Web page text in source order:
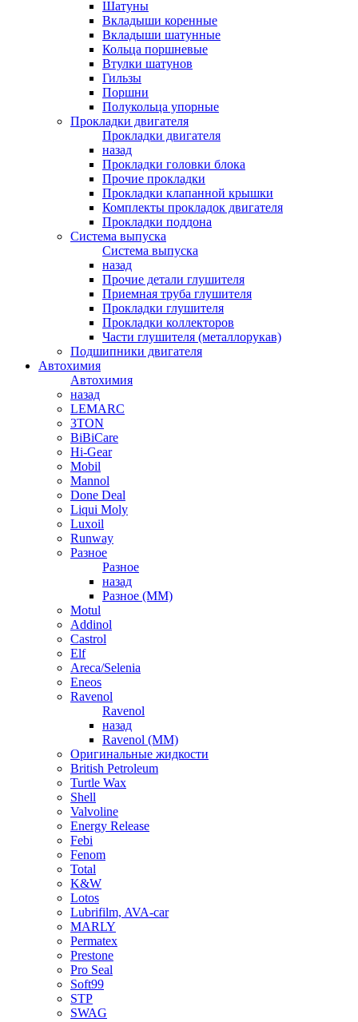
Шатуны
Вкладыши коренные
Вкладыши шатунные
Кольца поршневые
Втулки шатунов
Гильзы
Поршни
Полукольца упорные
Прокладки двигателя
Прокладки двигателя
назад
Прокладки головки блока
Прочие прокладки
Прокладки клапанной крышки
Комплекты прокладок двигателя
Прокладки поддона
Система выпуска
Система выпуска
назад
Прочие детали глушителя
Приемная труба глушителя
Прокладки глушителя
Прокладки коллекторов
Части глушителя (металлорукав)
Подшипники двигателя
Автохимия
Автохимия
назад
LEMARC
3TON
BiBiCare
Hi-Gear
Mobil
Mannol
Done Deal
Liqui Moly
Luxoil
Runway
Разное
Разное
назад
Разное (ММ)
Motul
Addinol
Castrol
Elf
Areca/Selenia
Eneos
Ravenol
Ravenol
назад
Ravenol (ММ)
Оригинальные жидкости
British Petroleum
Turtle Wax
Shell
Valvoline
Energy Release
Febi
Fenom
Total
K&W
Lotos
Lubrifilm, AVA-car
MARLY
Permatex
Prestone
Pro Seal
Soft99
STP
SWAG